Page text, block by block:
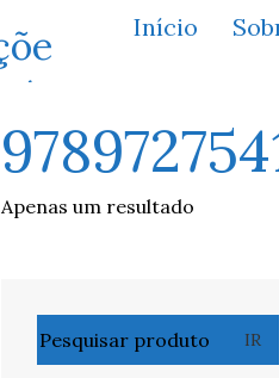
Início
Apenas um resultado
por:
IR